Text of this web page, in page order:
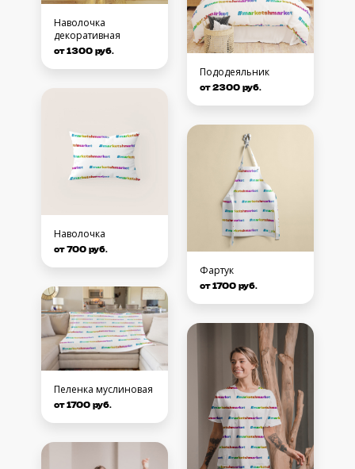
Наволочка
декоративная
от 1300 руб.
Наволочка
от 700 руб.
Пеленка муслиновая
от 1700 руб.
Пододеяльник
от 2300 руб.
Фартук
от 1700 руб.